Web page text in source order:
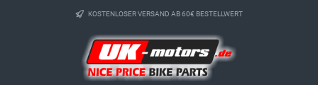
KOSTENLOSER VERSAND AB 60€ BESTELLWERT